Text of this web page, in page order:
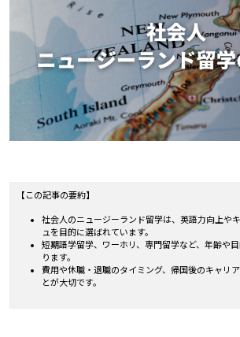
【この記事の要約】
社会人のニュージーランド留学は、英語力向上や
ュを目的に選ばれています。
短期語学留学、ワーホリ、専門留学など、年齢や
ります。
費用や休職・退職のタイミング、帰国後のキャリ
とが大切です。